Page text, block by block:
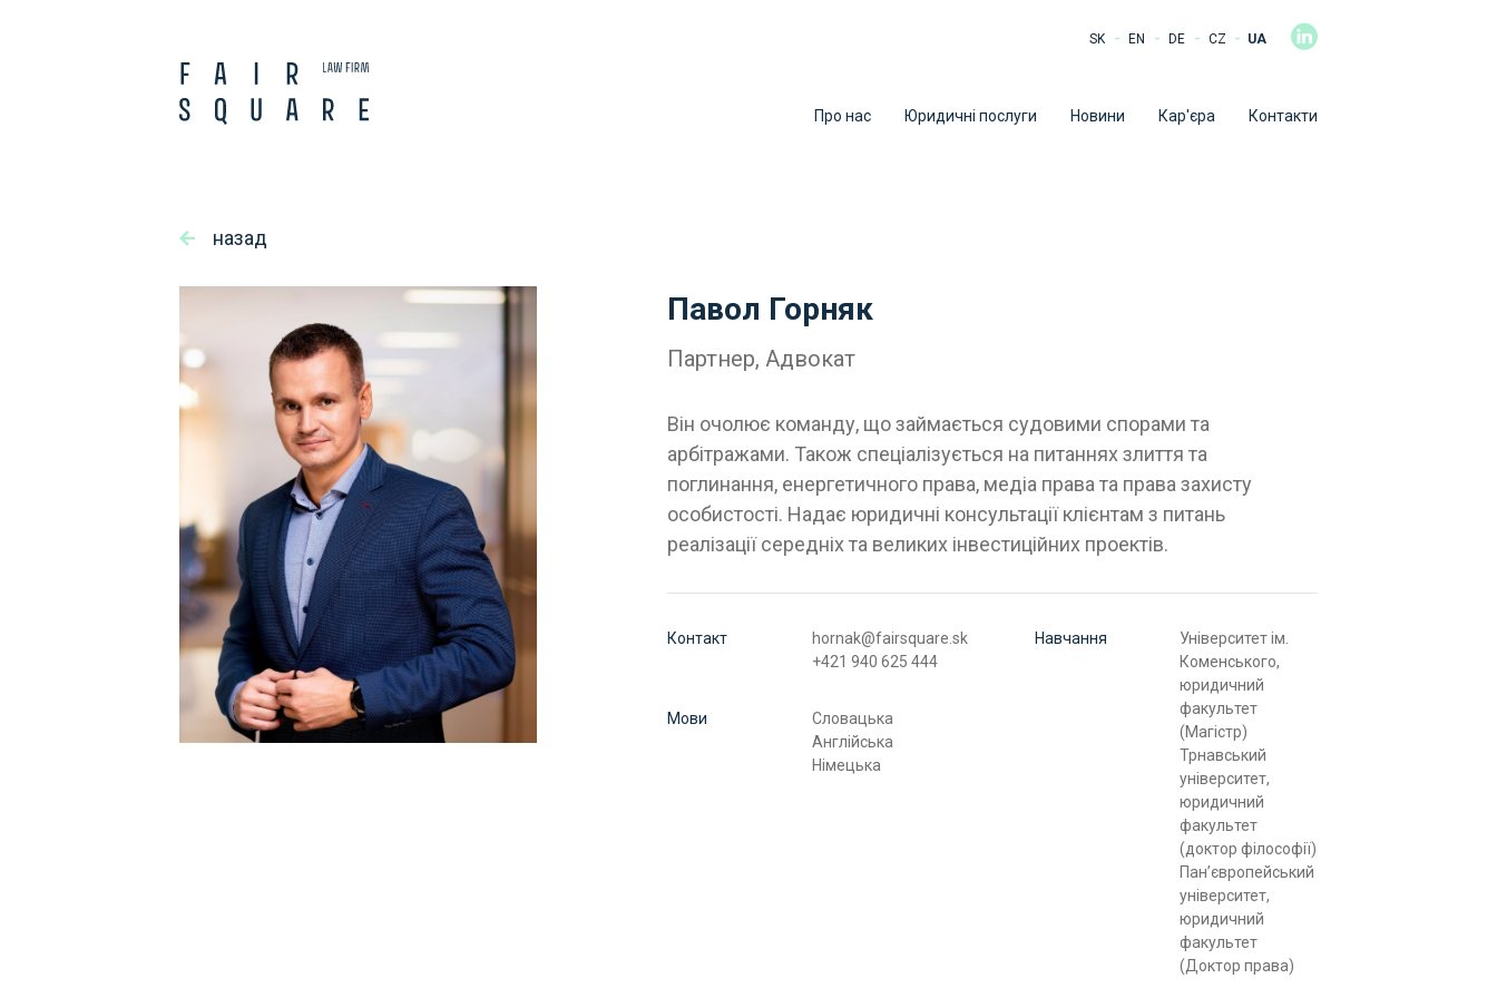
SK - EN - DE - CZ - UA
Про нас Юридичні послуги Новини Кар'єра Контакти
назад
Павол Горняк
Партнер, Адвокат
Він очолює команду, що займається судовими спорами та
арбітражами. Також спеціалізується на питаннях злиття та
поглинання, енергетичного права, медіа права та права захисту
особистості. Надає юридичні консультації клієнтам з питань
реалізації середніх та великих інвестиційних проектів.
Контакт
hornak@fairsquare.sk
+421 940 625 444
Мови
Словацька
Англійська
Німецька
Навчання
Університет ім.
Коменського,
юридичний
факультет
(Магістр)
Трнавський
університет,
юридичний
факультет
(доктор філософії)
Пан’європейський
університет,
юридичний
факультет
(Доктор права)